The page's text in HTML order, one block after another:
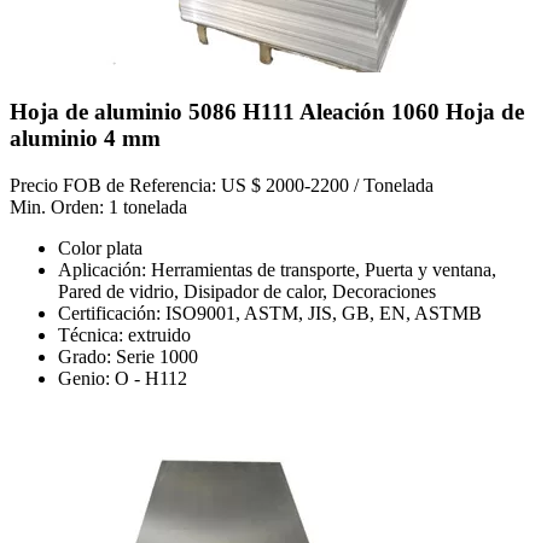
Hoja de aluminio 5086 H111 Aleación 1060 Hoja de
aluminio 4 mm
Precio FOB de Referencia: US $ 2000-2200 / Tonelada
Min. Orden: 1 tonelada
Color plata
Aplicación: Herramientas de transporte, Puerta y ventana,
Pared de vidrio, Disipador de calor, Decoraciones
Certificación: ISO9001, ASTM, JIS, GB, EN, ASTMB
Técnica: extruido
Grado: Serie 1000
Genio: O - H112